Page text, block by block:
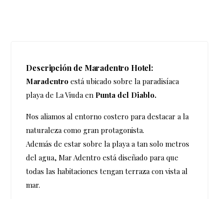
Descripción de Maradentro Hotel:
Maradentro está ubicado sobre la paradisíaca
playa de La Viuda en Punta del Diablo.
Nos aliamos al entorno costero para destacar a la
naturaleza como gran protagonista.
Además de estar sobre la playa a tan solo metros
del agua, Mar Adentro está diseñado para que
todas las habitaciones tengan terraza con vista al
mar.